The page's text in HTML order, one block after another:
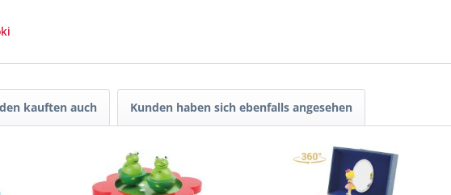
kauften auch Kunden haben sich ebenfalls angesehen